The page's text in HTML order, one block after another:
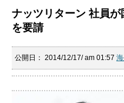
ナッツリターン 社員
を要請
公開日： 2014/12/17/ am 01:57